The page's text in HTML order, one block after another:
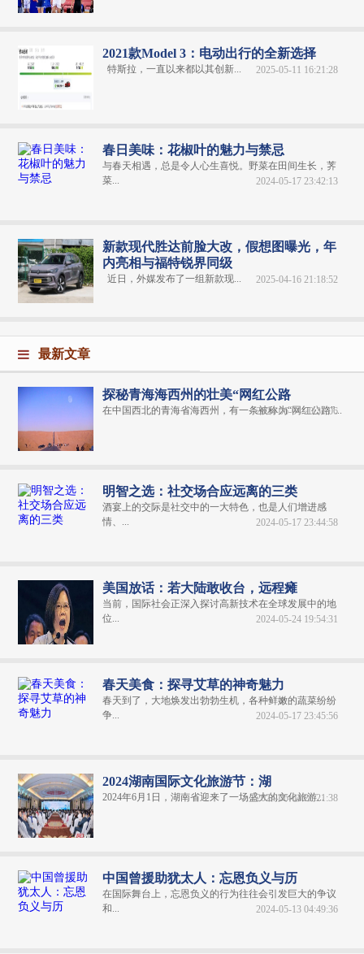
2021款Model 3：电动出行的全新选择
特斯拉，一直以来都以其创新... 2025-05-11 16:21:28
春日美味：花椒叶的魅力与禁忌
与春天相遇，总是令人心生喜悦。野菜在田间生长，荠
菜...
2024-05-17 23:42:13
新款现代胜达前脸大改，假想图曝光，年
内亮相与福特锐界同级
近日，外媒发布了一组新款现... 2025-04-16 21:18:52
最新文章
探秘青海海西州的壮美“网红公路
在中国西北的青海省海西州，有一条被称为“网红公路”...
2024-06-04 20:31:06
明智之选：社交场合应远离的三类
酒宴上的交际是社交中的一大特色，也是人们增进感
情、...
2024-05-17 23:44:58
美国放话：若大陆敢收台，远程瘫
当前，国际社会正深入探讨高新技术在全球发展中的地
位...
2024-05-24 19:54:31
春天美食：探寻艾草的神奇魅力
春天到了，大地焕发出勃勃生机，各种鲜嫩的蔬菜纷纷
争...
2024-05-17 23:45:56
2024湖南国际文化旅游节：湖
2024年6月1日，湖南省迎来了一场盛大的文化旅游...
2024-06-04 20:21:38
中国曾援助犹太人：忘恩负义与历
在国际舞台上，忘恩负义的行为往往会引发巨大的争议
和...
2024-05-13 04:49:36